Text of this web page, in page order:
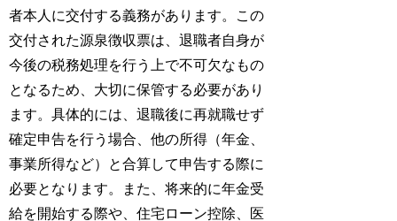
者本人に交付する義務があります。この
交付された源泉徴収票は、退職者自身が
今後の税務処理を行う上で不可欠なもの
となるため、大切に保管する必要があり
ます。具体的には、退職後に再就職せず
確定申告を行う場合、他の所得（年金、
事業所得など）と合算して申告する際に
必要となります。また、将来的に年金受
給を開始する際や、住宅ローン控除、医